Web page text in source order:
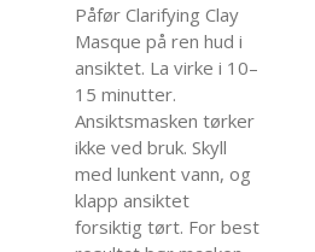
Påfør Clarifying Clay
Masque på ren hud i
ansiktet. La virke i 10–
15 minutter.
Ansiktsmasken tørker
ikke ved bruk. Skyll
med lunkent vann, og
klapp ansiktet
forsiktig tørt. For best